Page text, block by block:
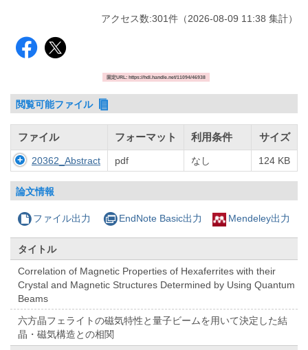
アクセス数:301件 （2026-08-09 11:38 集計）
固定URL: https://hdl.handle.net/11094/46938
閲覧可能ファイル
ファイル フォーマット 利用条件 サイズ
20362_Abstract pdf なし 124 KB
論文情報
ファイル出力 EndNote Basic出力 Mendeley出力
タイトル
Correlation of Magnetic Properties of Hexaferrites with their
Crystal and Magnetic Structures Determined by Using Quantum
Beams
六方晶フェライトの磁気特性と量子ビームを用いて決定した結
晶・磁気構造との相関